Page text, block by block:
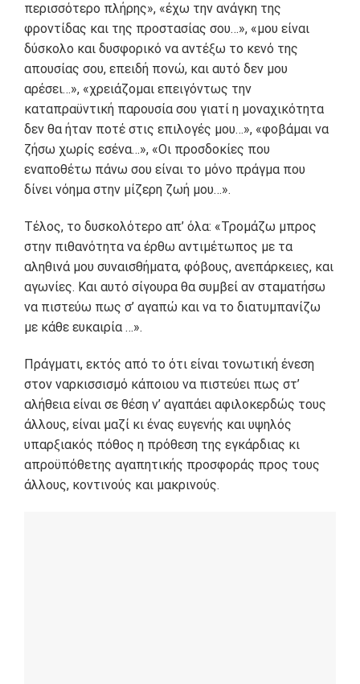
περισσότερο πλήρης», «έχω την ανάγκη της
φροντίδας και της προστασίας σου…», «μου είναι
δύσκολο και δυσφορικό να αντέξω το κενό της
απουσίας σου, επειδή πονώ, και αυτό δεν μου
αρέσει…», «χρειάζομαι επειγόντως την
καταπραϋντική παρουσία σου γιατί η μοναχικότητα
δεν θα ήταν ποτέ στις επιλογές μου…», «φοβάμαι να
ζήσω χωρίς εσένα…», «Οι προσδοκίες που
εναποθέτω πάνω σου είναι το μόνο πράγμα που
δίνει νόημα στην μίζερη ζωή μου…».
Τέλος, το δυσκολότερο απ’ όλα: «Τρομάζω μπρος
στην πιθανότητα να έρθω αντιμέτωπος με τα
αληθινά μου συναισθήματα, φόβους, ανεπάρκειες, και
αγωνίες. Και αυτό σίγουρα θα συμβεί αν σταματήσω
να πιστεύω πως σ’ αγαπώ και να το διατυμπανίζω
με κάθε ευκαιρία …».
Πράγματι, εκτός από το ότι είναι τονωτική ένεση
στον ναρκισσισμό κάποιου να πιστεύει πως στ’
αλήθεια είναι σε θέση ν’ αγαπάει αφιλοκερδώς τους
άλλους, είναι μαζί κι ένας ευγενής και υψηλός
υπαρξιακός πόθος η πρόθεση της εγκάρδιας κι
απροϋπόθετης αγαπητικής προσφοράς προς τους
άλλους, κοντινούς και μακρινούς.